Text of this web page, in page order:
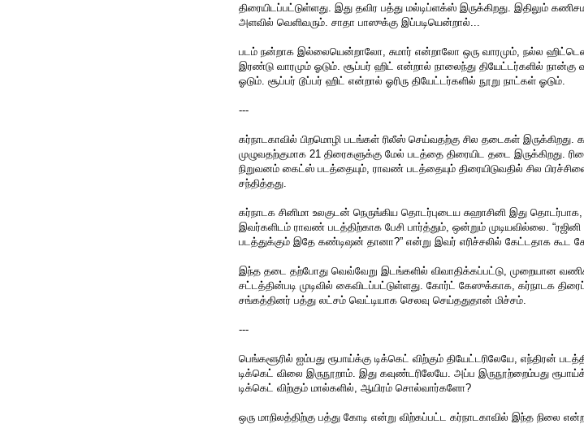
திரையிடப்பட்டுள்ளது. இது தவிர பத்து மல்டிப்ளக்ஸ் இருக்கிறது. இதிலும்
அளவில் வெளிவரும். சாதா பாஸுக்கு இப்படியென்றால்...
படம் நன்றாக இல்லையென்றாலோ, சுமார் என்றாலோ ஒரு வாரமும், நல்ல
இரண்டு வாரமும் ஓடும். சூப்பர் ஹிட் என்றால் நாலைந்து தியேட்டர்களில் நான்கு
ஓடும். சூப்பர் டூப்பர் ஹிட் என்றால் ஓரிரு தியேட்டர்களில் நூறு நாட்கள் ஓடும்.
---
கர்நாடகாவில் பிறமொழி படங்கள் ரிலீஸ் செய்வதற்கு சில தடைகள் இருக்கிறது.
முழுவதற்குமாக 21 திரைகளுக்கு மேல் படத்தை திரையிட தடை இருக்கிறது.
நிறுவனம் கைட்ஸ் படத்தையும், ராவண் படத்தையும் திரையிடுவதில் சில
சந்தித்தது.
கர்நாடக சினிமா உலகுடன் நெருங்கிய தொடர்புடைய சுஹாசினி இது தொடர்பாக,
இவர்களிடம் ராவண் படத்திற்காக பேசி பார்த்தும், ஒன்றும் முடியவில்லை. “ரஜினி
படத்துக்கும் இதே கண்டிஷன் தானா?” என்று இவர் எரிச்சலில் கேட்டதாக கூட
இந்த தடை தற்போது வெவ்வேறு இடங்களில் விவாதிக்கப்பட்டு, முறையான
சட்டத்தின்படி முடிவில் கைவிடப்பட்டுள்ளது. கோர்ட் கேஸுக்காக, கர்நாடக
சங்கத்தினர் பத்து லட்சம் வெட்டியாக செலவு செய்ததுதான் மிச்சம்.
---
பெங்களூரில் ஐம்பது ரூபாய்க்கு டிக்கெட் விற்கும் தியேட்டரிலேயே, எந்திரன்
டிக்கெட் விலை இருநூறாம். இது கவுண்டரிலேயே. அப்ப இருநூற்றைம்பது
டிக்கெட் விற்கும் மால்களில், ஆயிரம் சொல்வார்களோ?
ஒரு மாநிலத்திற்கு பத்து கோடி என்று விற்கப்பட்ட கர்நாடகாவில் இந்த நிலை